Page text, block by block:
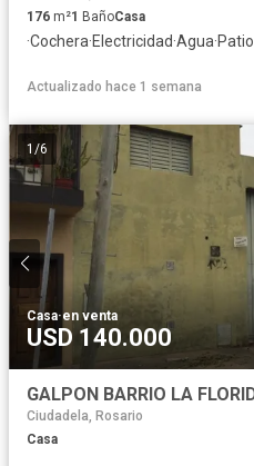
176 m²1 BañoCasa
·Cochera·Electricidad·Agua·Patio
Actualizado hace 1 semana
1 /6
Casa·en venta
USD 140.000
Ciudadela, Rosario
Casa